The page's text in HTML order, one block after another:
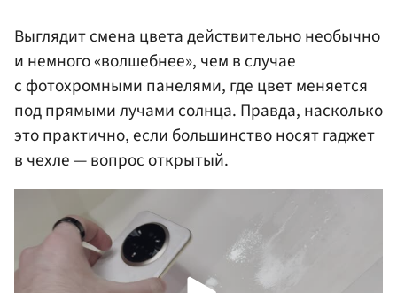
Выглядит смена цвета действительно необычно
и немного «волшебнее», чем в случае
с фотохромными панелями, где цвет меняется
под прямыми лучами солнца. Правда, насколько
это практично, если большинство носят гаджет
в чехле — вопрос открытый.